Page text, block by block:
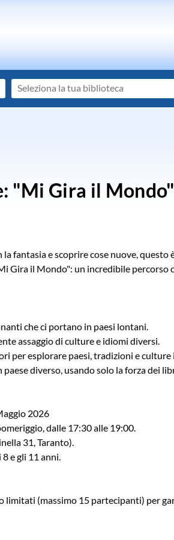
Seleziona
la
"Mi Gira il
fantasia e scoprire cose nuove,
Gira il Mondo": un incredibile
che ci portano in paesi lontani.
assaggio di culture e idiomi diversi.
per esplorare paesi, tradizioni e
diverso, usando solo la forza dei
2026
dalle 17:30 alle 19:00.
31, Taranto).
e gli 11 anni.
limitati (massimo 15 partecipanti) per